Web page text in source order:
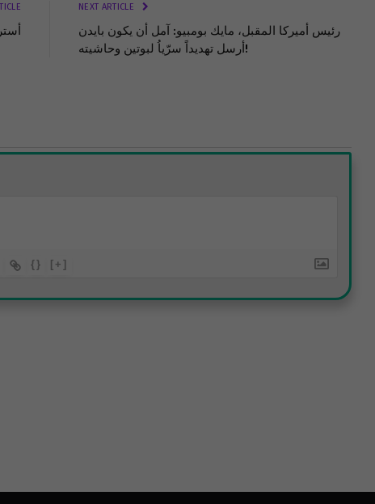
NEXT ARTICLE
رئيس أميركا المقبل، مايك بومبيو: آمل أن يكون بايدن
أرسل تهديداً سرّياُ لبوتين وحاشيته!
{} [+]